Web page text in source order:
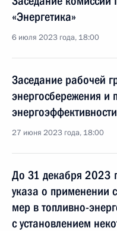
«Энергетика»
6 июля 2023 года, 18:00
Заседание рабочей
энергосбережения и
энергоэффективности
27 июня 2023 года, 18:00
До 31 декабря 2023
указа о применении
мер в топливно-
с установлением